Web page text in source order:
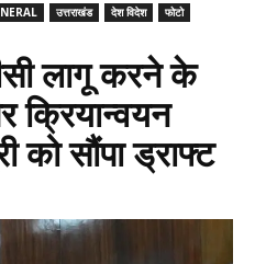
उत्तराखंड देश विदेश
फोटो
लागू करने के
क्रियान्वयन
को सौंपा ड्राफ्ट